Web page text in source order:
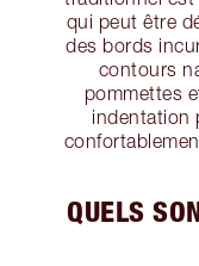
qui peut être
des bords
contours
pommettes
indentation
QUELS